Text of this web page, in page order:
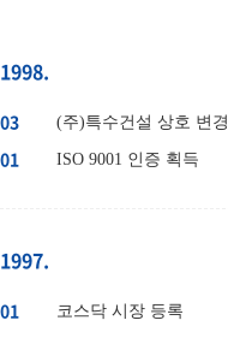
1998.
03 (주)특수건설 상호 변경
01 ISO 9001 인증 획득
1997.
01 코스닥 시장 등록